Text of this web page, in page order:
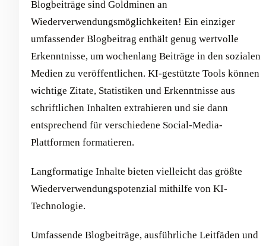
Blogbeiträge sind Goldminen an
Wiederverwendungsmöglichkeiten! Ein einziger
umfassender Blogbeitrag enthält genug wertvolle
Erkenntnisse, um wochenlang Beiträge in den sozialen
Medien zu veröffentlichen. KI-gestützte Tools können
wichtige Zitate, Statistiken und Erkenntnisse aus
schriftlichen Inhalten extrahieren und sie dann
entsprechend für verschiedene Social-Media-
Plattformen formatieren.
Langformatige Inhalte bieten vielleicht das größte
Wiederverwendungspotenzial mithilfe von KI-
Technologie.
Umfassende Blogbeiträge, ausführliche Leitfäden und